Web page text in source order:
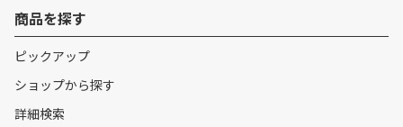
商品を探す
ピックアップ
ショップから探す
詳細検索